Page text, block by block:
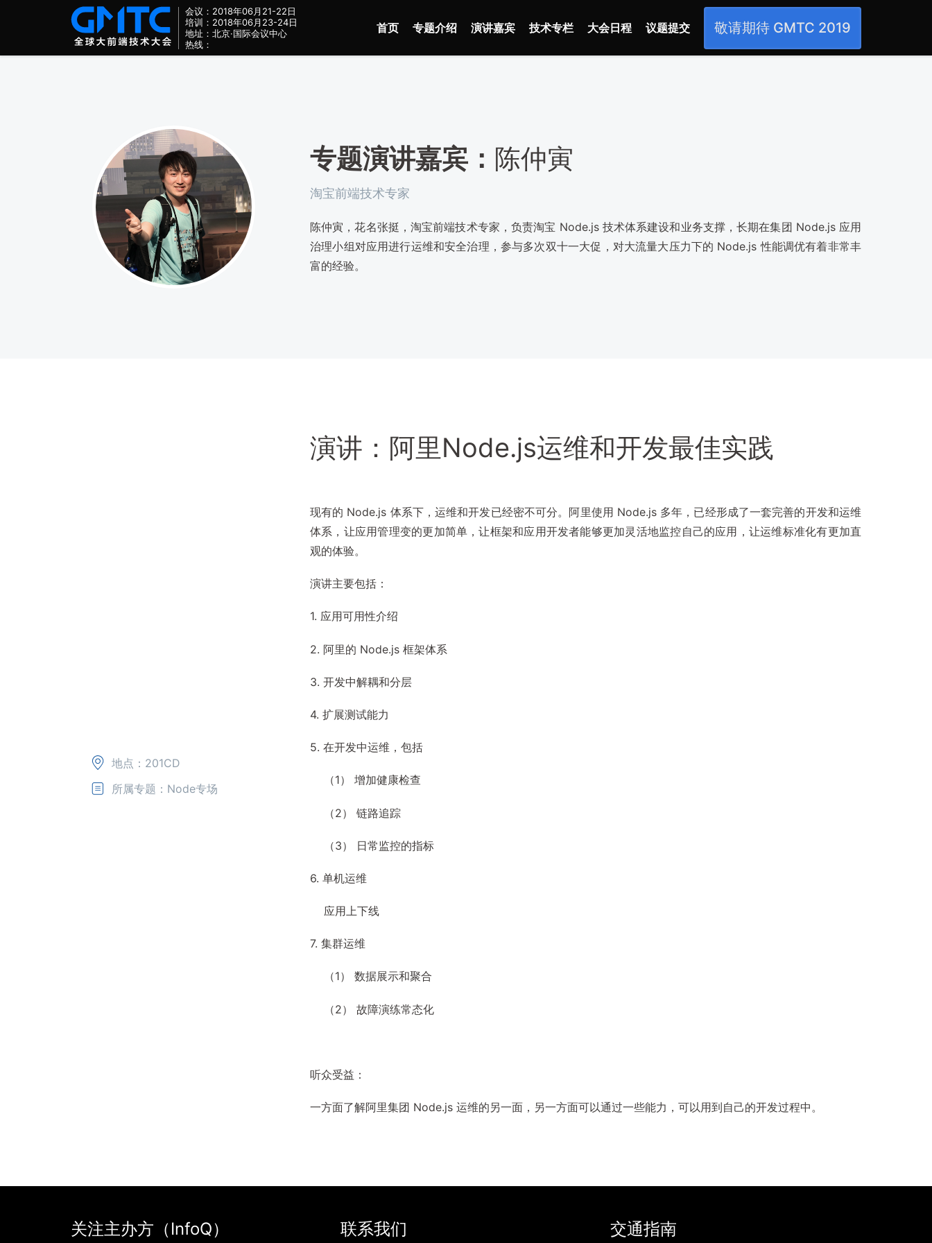
会议：2018年06月21-22日
培训：2018年06月23-24日
地址：北京·国际会议中心
热线：
首页 专题介绍 演讲嘉宾 技术专栏 大会日程 议题提交 敬请期待 GMTC 2019
专题演讲嘉宾： 陈仲寅
淘宝前端技术专家
陈仲寅，花名张挺，淘宝前端技术专家，负责淘宝 Node.js 技术体系建设和业务支撑，长期在集团 Node.js 应用
治理小组对应用进行运维和安全治理，参与多次双十一大促，对大流量大压力下的 Node.js 性能调优有着非常丰
富的经验。
地点：201CD
所属专题：Node专场
演讲：阿里Node.js运维和开发最佳实践
现有的 Node.js 体系下，运维和开发已经密不可分。阿里使用 Node.js 多年，已经形成了一套完善的开发和运维
体系，让应用管理变的更加简单，让框架和应用开发者能够更加灵活地监控自己的应用，让运维标准化有更加直
观的体验。
演讲主要包括：
1. 应用可用性介绍
2. 阿里的 Node.js 框架体系
3. 开发中解耦和分层
4. 扩展测试能力
5. 在开发中运维，包括
（1） 增加健康检查
（2） 链路追踪
（3） 日常监控的指标
6. 单机运维
应用上下线
7. 集群运维
（1） 数据展示和聚合
（2） 故障演练常态化
听众受益：
一方面了解阿里集团 Node.js 运维的另一面，另一方面可以通过一些能力，可以用到自己的开发过程中。
关注主办方（InfoQ） 联系我们 交通指南